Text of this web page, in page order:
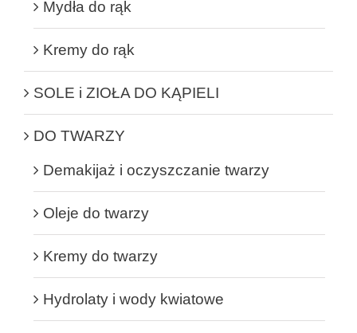
Mydła do rąk
Kremy do rąk
SOLE i ZIOŁA DO KĄPIELI
DO TWARZY
Demakijaż i oczyszczanie twarzy
Oleje do twarzy
Kremy do twarzy
Hydrolaty i wody kwiatowe